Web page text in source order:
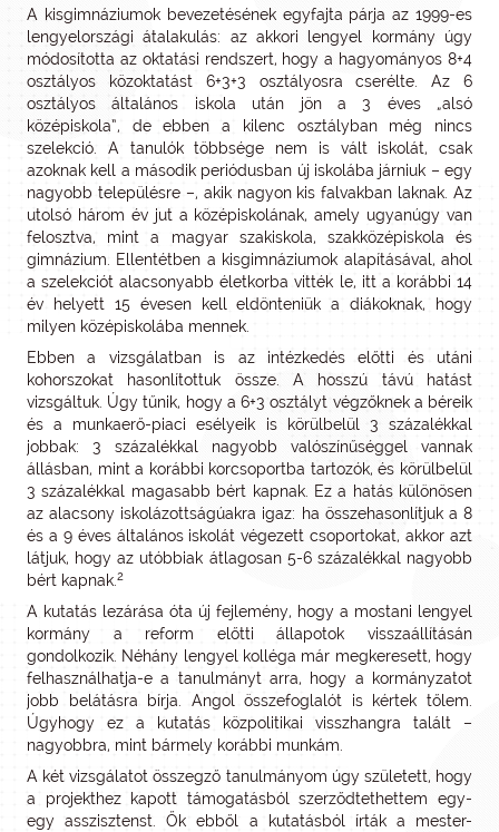
A kisgimnáziumok bevezetésének egyfajta párja az 1999-es
lengyelországi átalakulás: az akkori lengyel kormány úgy
módosította az oktatási rendszert, hogy a hagyományos 8+4
osztályos közoktatást 6+3+3 osztályosra cserélte. Az 6
osztályos általános iskola után jön a 3 éves „alsó
középiskola”, de ebben a kilenc osztályban még nincs
szelekció. A tanulók többsége nem is vált iskolát, csak
azoknak kell a második periódusban új iskolába járniuk – egy
nagyobb településre –, akik nagyon kis falvakban laknak. Az
utolsó három év jut a középiskolának, amely ugyanúgy van
felosztva, mint a magyar szakiskola, szakközépiskola és
gimnázium. Ellentétben a kisgimnáziumok alapításával, ahol
a szelekciót alacsonyabb életkorba vitték le, itt a korábbi 14
év helyett 15 évesen kell eldönteniük a diákoknak, hogy
milyen középiskolába mennek.
Ebben a vizsgálatban is az intézkedés előtti és utáni
kohorszokat hasonlítottuk össze. A hosszú távú hatást
vizsgáltuk. Úgy tűnik, hogy a 6+3 osztályt végzőknek a béreik
és a munkaerő-piaci esélyeik is körülbelül 3 százalékkal
jobbak: 3 százalékkal nagyobb valószínűséggel vannak
állásban, mint a korábbi korcsoportba tartozók, és körülbelül
3 százalékkal magasabb bért kapnak. Ez a hatás különösen
az alacsony iskolázottságúakra igaz: ha összehasonlítjuk a 8
és a 9 éves általános iskolát végezett csoportokat, akkor azt
látjuk, hogy az utóbbiak átlagosan 5-6 százalékkal nagyobb
bért kapnak. 2
A kutatás lezárása óta új fejlemény, hogy a mostani lengyel
kormány a reform előtti állapotok visszaállításán
gondolkozik. Néhány lengyel kolléga már megkeresett, hogy
felhasználhatja-e a tanulmányt arra, hogy a kormányzatot
jobb belátásra bírja. Angol összefoglalót is kértek tőlem.
Úgyhogy ez a kutatás közpolitikai visszhangra talált –
nagyobbra, mint bármely korábbi munkám.
A két vizsgálatot összegző tanulmányom úgy született, hogy
a projekthez kapott támogatásból szerződtethettem egy-
egy asszisztenst. Ők ebből a kutatásból írták a mester-